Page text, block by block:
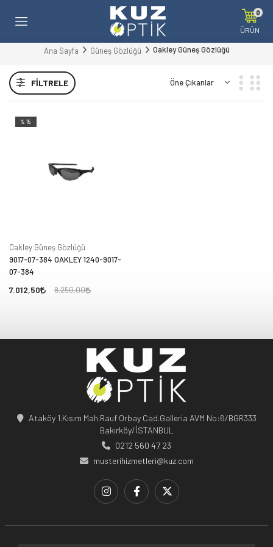
0
ÜRÜN
Ana Sayfa Güneş Gözlüğü Oakley Güneş Gözlüğü
FILTRELE
%15
Oakley Güneş Gözlüğü
9017-07-384 OAKLEY 1240-9017-
07-384
7.012,50 8.250,00
Ataköy 1.Kısım Mah.Rauf Orbay Cad.Galleria AVM No:6/BGR333
Bakırköy/İSTANBUL
0212 560 47 23
musterihizmetleri@kuz.com